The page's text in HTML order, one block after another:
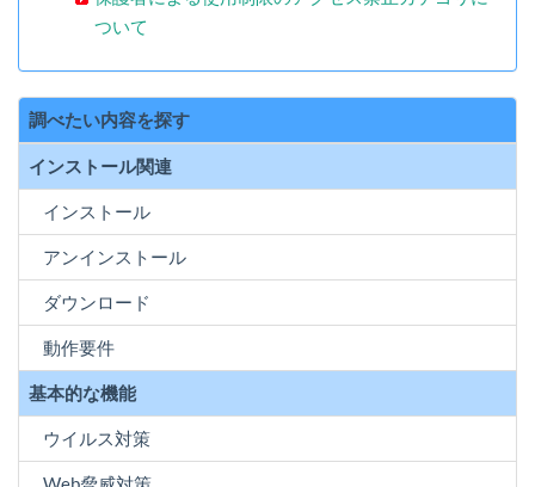
ついて
調べたい内容を探す
インストール関連
インストール
アンインストール
ダウンロード
動作要件
基本的な機能
ウイルス対策